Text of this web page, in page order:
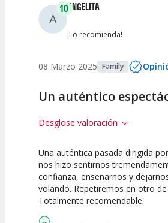
A
10ANGELITA
¡Lo recomienda!
08 Marzo 2025 Family
Un auténtico
Desglose valoración
10
Calidad del
Espectáculo
10
Puesta en
Escena
10
Una auténtica pasada dirigida
nos hizo sentirnos
confianza, enseñarnos y
volando. Repetiremos en otro
Totalmente recomendable.